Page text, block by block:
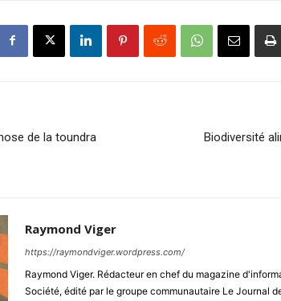
de la toundra
Biodiversité
Raymond Viger
https://raymondviger.wordpress.com/
Raymond Viger. Rédacteur en chef du magazine
Société, édité par le groupe communautaire Le Journal